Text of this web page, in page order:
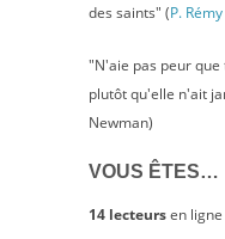
des saints" (P.
"N'aie pas peur que
plutôt qu'elle n'ait
Newman)
VOUS ÊTES…
14 lecteursen ligne